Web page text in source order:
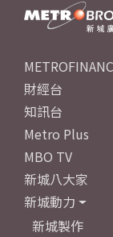
財經台
知訊台
Metro Plus
MBO TV
新城八大家
新城動力
新城製作